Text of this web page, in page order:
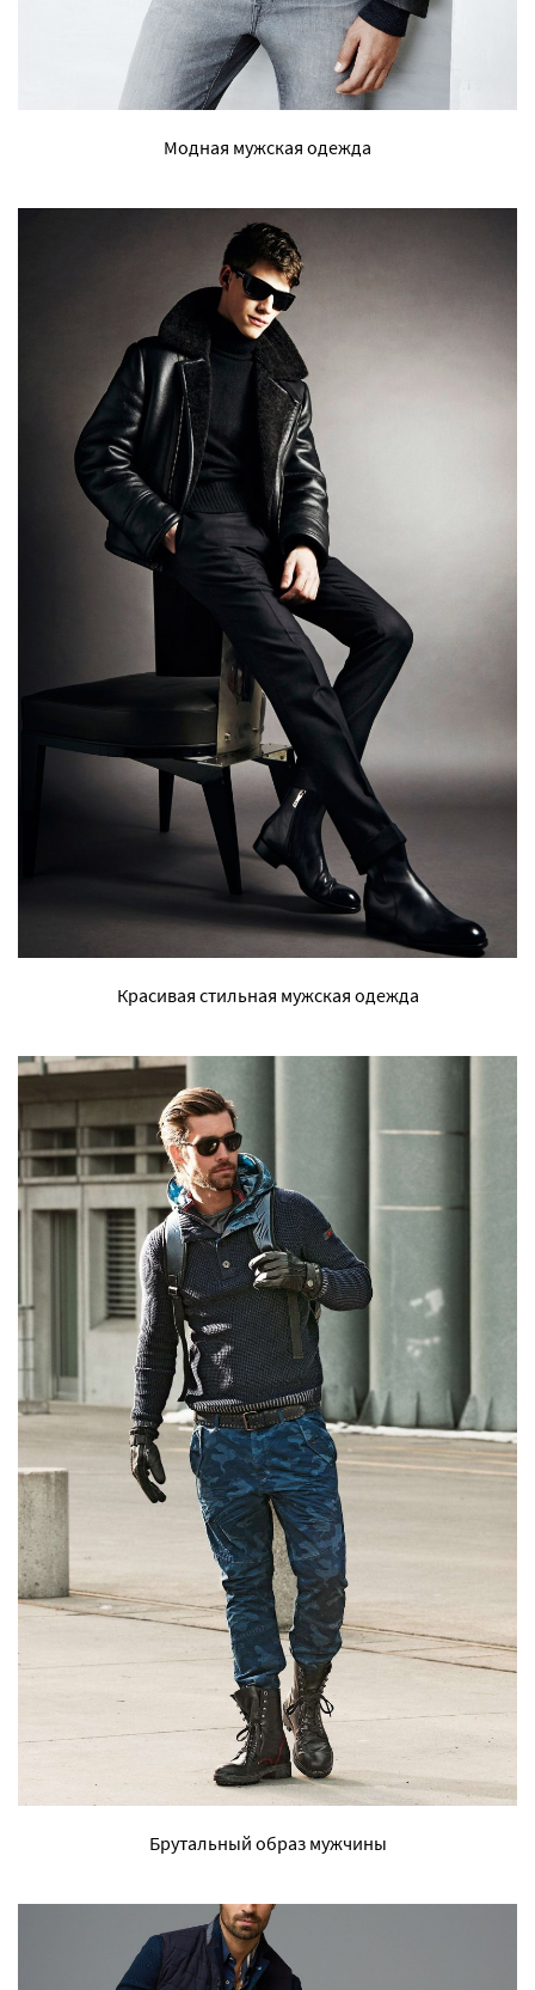
Модная мужская одежда
Красивая стильная мужская одежда
Брутальный образ мужчины